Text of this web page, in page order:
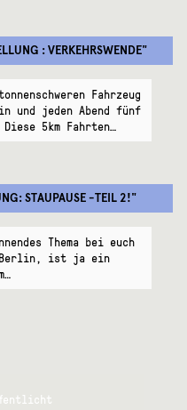
: VERKEHRSWENDE"
Fahrzeug
und jeden Abend fünf
5km Fahrten…
STAUPAUSE -TEIL 2!"
Thema bei euch
Berlin, ist ja ein